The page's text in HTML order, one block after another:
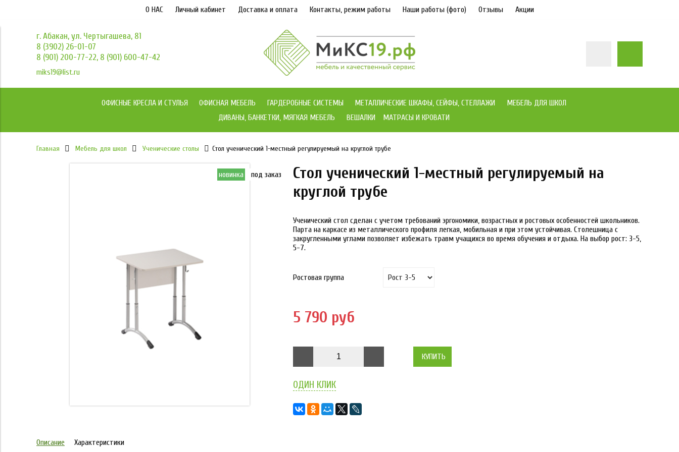
О НАС Личный кабинет Доставка и оплата Контакты, режим работы Наши работы (фото) Отзывы Акции
г. Абакан, ул. Чертыгашева, 81
8 (3902) 26-01-07
8 (901) 200-77-22, 8 (901) 600-47-42
miks19@list.ru
ОФИСНЫЕ КРЕСЛА И СТУЛЬЯ ОФИСНАЯ МЕБЕЛЬ ГАРДЕРОБНЫЕ СИСТЕМЫ МЕТАЛЛИЧЕСКИЕ ШКАФЫ, СЕЙФЫ, СТЕЛЛАЖИ
МЕБЕЛЬ ДЛЯ ШКОЛ
ДИВАНЫ, БАНКЕТКИ, МЯГКАЯ МЕБЕЛЬ
ВЕШАЛКИ МАТРАСЫ И КРОВАТИ
Главная Мебель для школ Ученические столы Стол ученический 1-местный регулируемый на круглой трубе
новинка под заказ
Стол ученический 1-местный регулируемый на
круглой трубе
Ученический стол сделан с учетом требований эргономики, возрастных и ростовых особенностей школьников.
Парта на каркасе из металлического профиля легкая, мобильная и при этом устойчивая. Столешница с
закругленными углами позволяет избежать травм учащихся во время обучения и отдыха. На выбор рост: 3-5,
5-7.
Ростовая группа
5 790 руб
КУПИТЬ
ОДИН КЛИК
Описание Характеристики